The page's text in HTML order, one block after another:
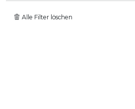
Alle Filter löschen